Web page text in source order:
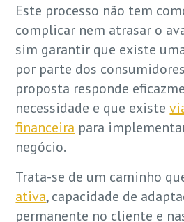
Este processo não tem
complicar nem atrasar o
sim garantir que existe
por parte dos
proposta responde
necessidade e que existe
financeira para
negócio.
Trata-se de um caminho
ativa, capacidade de
permanente no cliente e